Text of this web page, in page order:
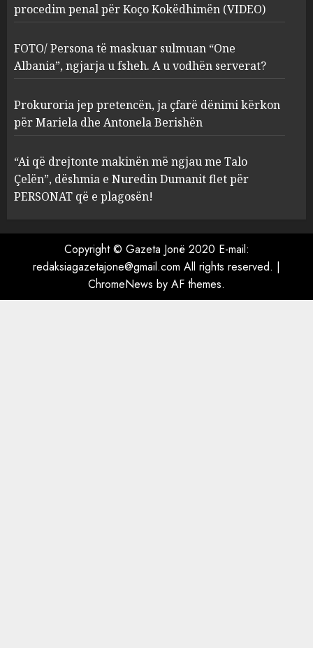
3
FOTO/ Persona të maskuar
sulmuan “One Albania”,
ngjarja u fsheh. A u vodhën
serverat?
MARCH 25, 2025
4
Prokuroria jep pretencën, ja
çfarë dënimi kërkon për
Berishën
MARCH 25, 2025
ngjau me Talo Çelën”,
dëshmia e Nuredin Dumanit
flet për PERSONAT që e
plagosën!
procedim penal për Koço Kokëdhimën (VIDEO)
FOTO/ Persona të maskuar sulmuan “One
Albania”, ngjarja u fsheh. A u vodhën serverat?
Prokuroria jep pretencën, ja çfarë dënimi kërkon
për Mariela dhe Antonela Berishën
“Ai që drejtonte makinën më ngjau me Talo
Çelën”, dëshmia e Nuredin Dumanit flet për
PERSONAT që e plagosën!
Copyright © Gazeta Jonë 2020 E-mail:
redaksiagazetajone@gmail.com All rights reserved. |
ChromeNews by AF themes.